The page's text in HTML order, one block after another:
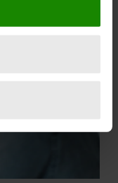
geografische
kan zijn
(fingerprinting)
te